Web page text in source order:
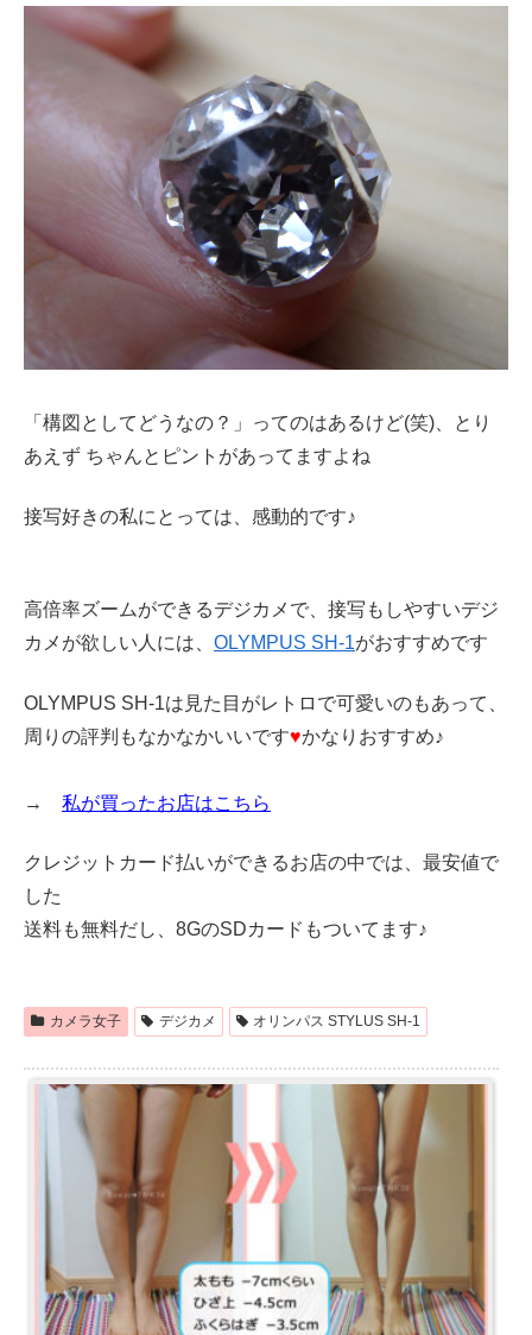
「構図としてどうなの？」ってのはあるけど(笑)、とり
あえず ちゃんとピントがあってますよね
接写好きの私にとっては、感動的です♪
高倍率ズームができるデジカメで、接写もしやすいデジ
カメが欲しい人には、 OLYMPUS SH-1がおすすめです
OLYMPUS SH-1は見た目がレトロで可愛いのもあって、
周りの評判もなかなかいいです♥かなりおすすめ♪
→ 私が買ったお店はこちら
クレジットカード払いができるお店の中では、最安値で
した
送料も無料だし、8GのSDカードもついてます♪
カメラ女子 デジカメ オリンパス STYLUS SH-1